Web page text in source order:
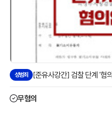
성범죄 [준유사강간] 검찰 단계 '혐
무혐의